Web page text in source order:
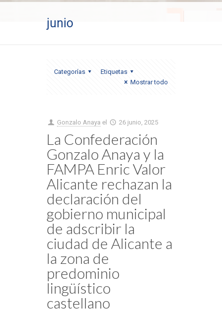
junio
Categorías
Etiquetas
Mostrar todo
Gonzalo Anaya el 26 junio, 2025
La Confederación
Gonzalo Anaya y la
FAMPA Enric Valor
Alicante rechazan la
declaración del
gobierno municipal
de adscribir la
ciudad de Alicante a
la zona de
predominio
lingüístico
castellano